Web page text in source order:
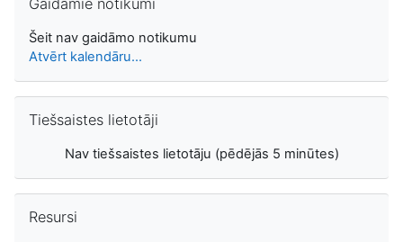
Šeit nav gaidāmo notikumu
Atvērt kalendāru...
Tiešsaistes lietotāji
Nav tiešsaistes lietotāju (pēdējās 5 minūtes)
Resursi